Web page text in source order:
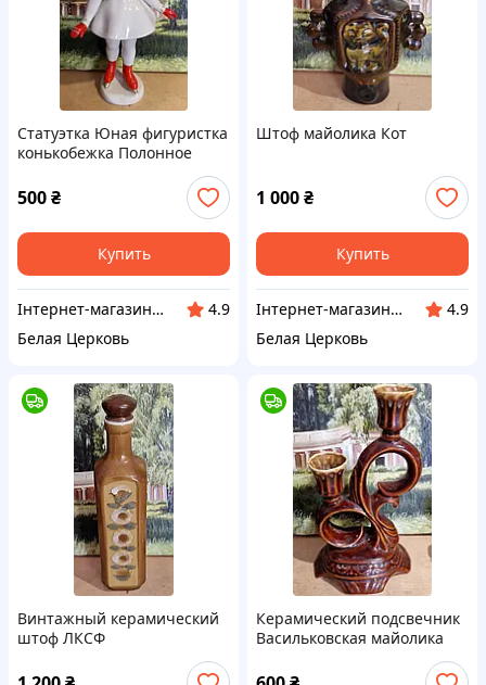
Статуэтка Юная фигуристка
конькобежка Полонное
500₴
Купить
Інтернет-магазин Сувенір
4.9
Белая Церковь
Штоф майолика Кот
1 000₴
Купить
Інтернет-магазин Сувенір
4.9
Белая Церковь
Винтажный керамический
штоф ЛКСФ
Керамический подсвечник
Васильковская майолика